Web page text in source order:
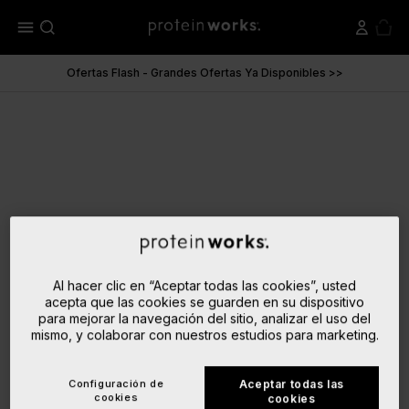
menu
Ofertas Flash - Grandes Ofertas Ya Disponibles >>
Al hacer clic en “Aceptar todas las cookies”, usted
acepta que las cookies se guarden en su dispositivo
para mejorar la navegación del sitio, analizar el uso del
mismo, y colaborar con nuestros estudios para marketing.
Aceptar todas las
cookies
Configuración de
cookies